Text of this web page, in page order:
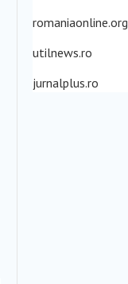
romaniaonline.org
utilnews.ro
jurnalplus.ro